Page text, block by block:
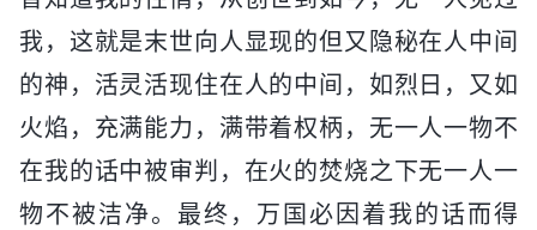
我，这就是末世向人显现的但又隐秘在人中间
的神，活灵活现住在人的中间，如烈日，又如
火焰，充满能力，满带着权柄，无一人一物不
在我的话中被审判，在火的焚烧之下无一人一
物不被洁净。最终，万国必因着我的话而得